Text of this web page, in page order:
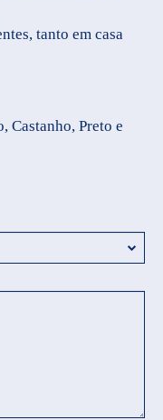
tanto em casa
Castanho, Preto e